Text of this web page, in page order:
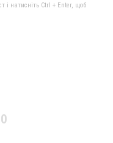
і натисніть Ctrl + Enter, щоб